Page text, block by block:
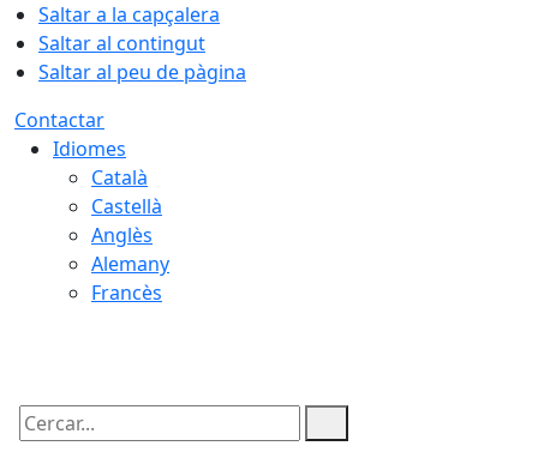
Saltar a la capçalera
Saltar al contingut
Saltar al peu de pàgina
Contactar
Idiomes
Català
Castellà
Anglès
Alemany
Francès
Cercar: